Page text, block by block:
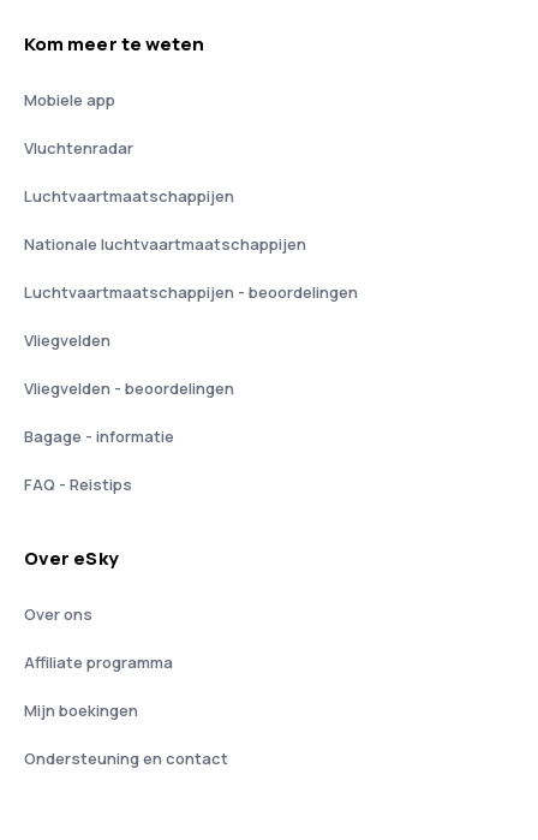
Kom meer te weten
Mobiele app
Vluchtenradar
Luchtvaartmaatschappijen
Nationale luchtvaartmaatschappijen
Luchtvaartmaatschappijen - beoordelingen
Vliegvelden
Vliegvelden - beoordelingen
Bagage - informatie
FAQ - Reistips
Over eSky
Over ons
Affiliate programma
Mijn boekingen
Ondersteuning en contact